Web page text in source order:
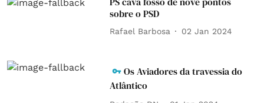
sobre o PSD
Rafael Barbosa 02 Jan 2024
Os Aviadores da travessia do
Atlântico